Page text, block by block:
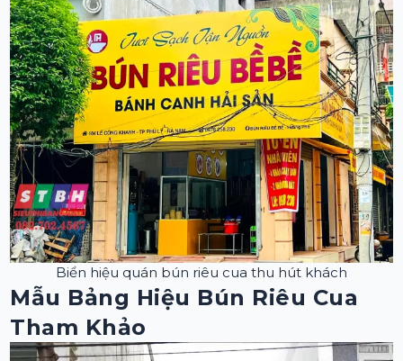
Biển hiệu quán bún riêu cua thu hút khách
Mẫu Bảng Hiệu Bún Riêu Cua
Tham Khảo